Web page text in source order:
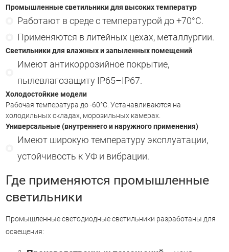
Промышленные светильники для высоких температур
Работают в среде с температурой до +70°С.
Применяются в литейных цехах, металлургии.
Светильники для влажных и запыленных помещений
Имеют антикоррозийное покрытие,
пылевлагозащиту IP65–IP67.
Холодостойкие модели
Рабочая температура до -60°С. Устанавливаются на
холодильных складах, морозильных камерах.
Универсальные (внутреннего и наружного применения)
Имеют широкую температуру эксплуатации,
устойчивость к УФ и вибрации.
Где применяются промышленные
светильники
Промышленные светодиодные светильники разработаны для
освещения: